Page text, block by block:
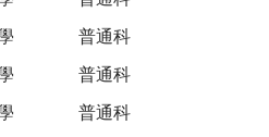
普通科
普通科
普通科